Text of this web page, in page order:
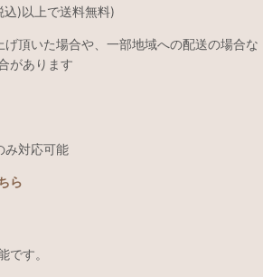
)以上で送料無料)
頂いた場合や、一部地域への配送の場合な
があります
み対応可能
ら
です。